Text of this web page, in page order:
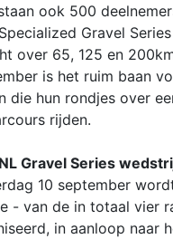
ook 500
Gravel
over 65, 125 en
is het ruim baan
die hun rondjes over
rijden.
Gravel Series
10 september
- van de in totaal vier
in aanloop naar